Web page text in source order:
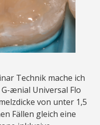
Technik mache ich
G-ænial Universal Flo
von unter 1,5
Fällen gleich eine